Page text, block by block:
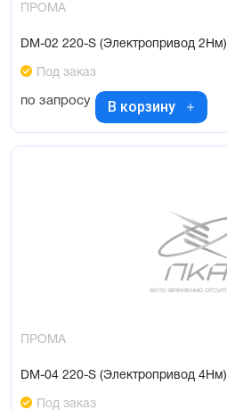
ПРОМА
DM-02 220-S (Электропривод 2Нм)
Под заказ
по запросу В корзину
ПРОМА
DM-04 220-S (Электропривод 4Нм)
Под заказ